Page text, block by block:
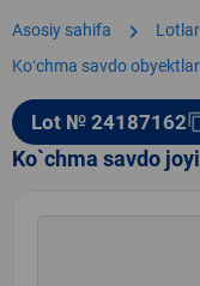
Asosiy sahifa chevron_right Lotlar
Koʻchma savdo
Lot № 24187162
Ko`chma savdo